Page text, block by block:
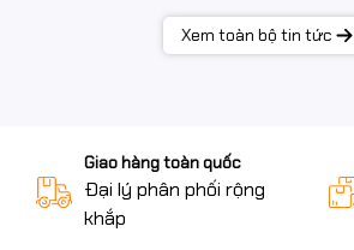
Xem toàn bộ tin tức
Giao hàng toàn quốc
Đại lý phân phối rộng
khắp